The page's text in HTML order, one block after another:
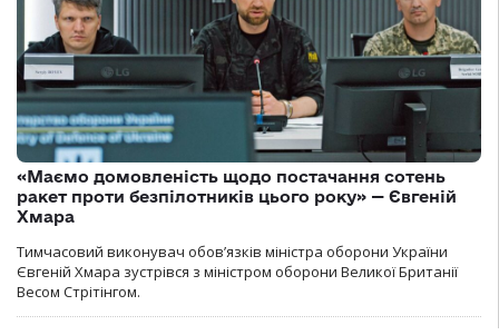
«Маємо домовленість щодо постачання сотень
ракет проти безпілотників цього року» — Євгеній
Хмара
Тимчасовий виконувач обов’язків міністра оборони України
Євгеній Хмара зустрівся з міністром оборони Великої Британії
Весом Стрітінгом.